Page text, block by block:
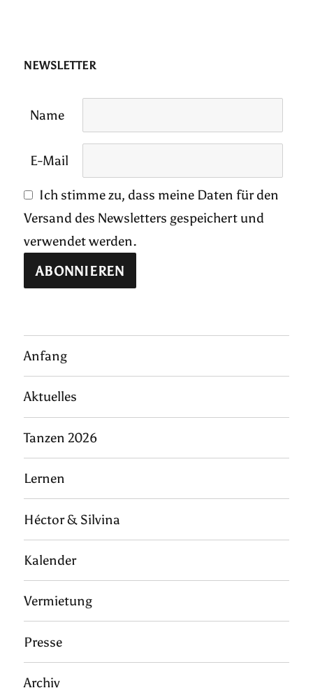
NEWSLETTER
Name
E-Mail
Ich stimme zu, dass meine Daten für den
Versand des Newsletters gespeichert und
verwendet werden.
Anfang
Aktuelles
Tanzen 2026
Lernen
Héctor & Silvina
Kalender
Vermietung
Presse
Archiv